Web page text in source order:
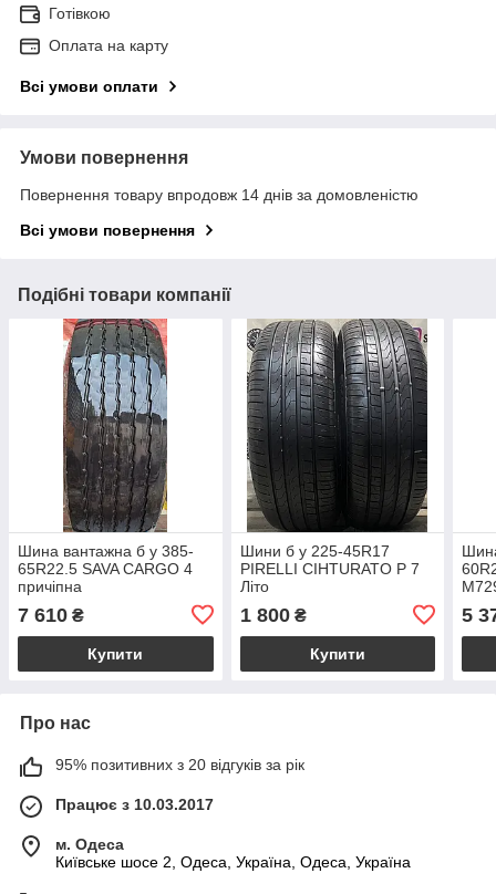
Готівкою
Оплата на карту
Всі умови оплати
Умови повернення
Повернення товару впродовж 14 днів за домовленістю
Всі умови повернення
Подібні товари компанії
Шина вантажна б у 385-
65R22.5 SAVA CARGO 4
причіпна
7 610 ₴
Купити
Шини б у 225-45R17
PIRELLI CIHTURATO P 7
Літо
1 800₴
Купити
5
Про нас
95% позитивних з 20 відгуків за рік
Працює з 10.03.2017
м. Одеса
Київське шосе 2, Одеса, Україна, Одеса, Україна